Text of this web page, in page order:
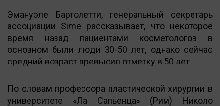
Эмануэле Бартолетти, генеральный секретарь
ассоциации Sime рассказывает, что некоторое
время назад пациентами косметологов в
основном были люди 30-50 лет, однако сейчас
средний возраст превысил отметку в 50 лет.
По словам профессора пластической хирургии в
университете «Ла Сапьенца» (Рим) Николо